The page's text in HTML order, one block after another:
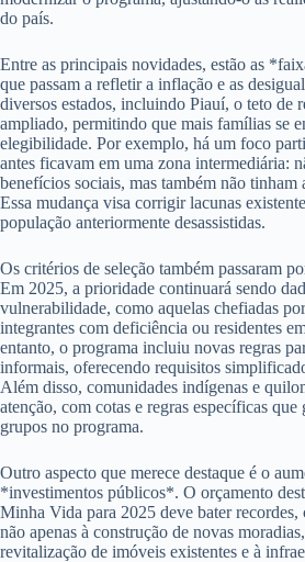
do país.
Entre as principais novidades, estão as
que passam a refletir a inflação e as
diversos estados, incluindo Piauí, o teto de
ampliado, permitindo que mais famílias se
elegibilidade. Por exemplo, há um foco
antes ficavam em uma zona intermediária:
benefícios sociais, mas também não tinham
Essa mudança visa corrigir lacunas
população anteriormente desassistidas.
Os critérios de seleção também passaram
Em 2025, a prioridade continuará sendo
vulnerabilidade, como aquelas chefiadas
integrantes com deficiência ou residentes
entanto, o programa incluiu novas regras
informais, oferecendo requisitos
Além disso, comunidades indígenas e
atenção, com cotas e regras específicas que
grupos no programa.
Outro aspecto que merece destaque é o
*investimentos públicos*. O orçamento
Minha Vida para 2025 deve bater recordes,
não apenas à construção de novas
revitalização de imóveis existentes e à